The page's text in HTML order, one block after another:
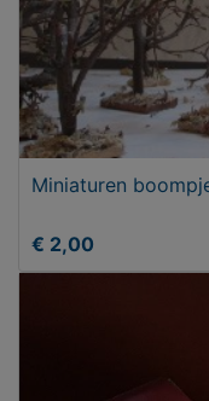
Miniaturen
€ 2,00